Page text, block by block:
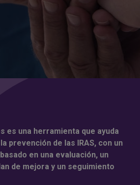
es una herramienta que ayuda
prevención de las IRAS, con un
en una evaluación, un
de mejora y un seguimiento